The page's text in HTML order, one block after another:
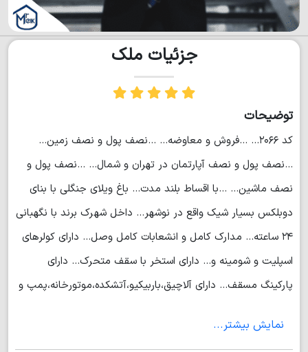
جزئیات ملک
توضیحات
کد ۲۰۶۶... ...فروش و معاوضه... ...نصف پول و نصف زمین...
...نصف پول و نصف آپارتمان در تهران و شمال... ...نصف پول و
نصف ماشین... ...با اقساط بلند مدت... باغ ویلای جنگلی با بنای
دوبلکس بسیار شیک واقع در نوشهر... داخل شهرک برند با نگهبانی
۲۴ ساعته... مدارک کامل و انشعابات کامل وصل... دارای کولرهای
اسپلیت و شومینه و... دارای استخر با سقف متحرک... دارای
پارکینگ مسقف... دارای آلاچیق،باربیکیو،آتشکده،موتورخانه،پمپ و
نمایش بیشتر...